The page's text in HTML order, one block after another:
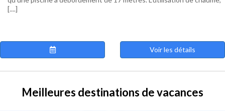
[....]
Voir les détails
Meilleures destinations de vacances